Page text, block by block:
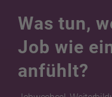
Was tun,
Job wie
anfühlt?